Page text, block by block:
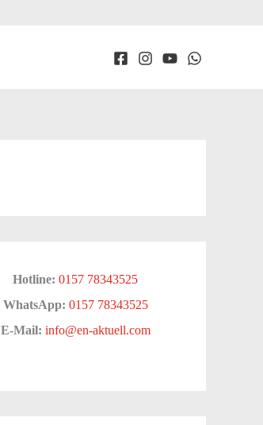
Hotline: 0157 78343525
WhatsApp: 0157 78343525
E-Mail: info@en-aktuell.com